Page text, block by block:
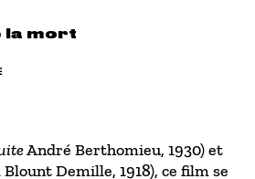
la mort
André Berthomieu, 1930) et
Demille, 1918), ce film se